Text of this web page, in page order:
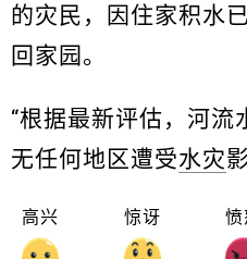
的灾民，因住家积水
回家园。
“根据最新评估，河流
无任何地区遭受水灾
高兴 惊讶 愤